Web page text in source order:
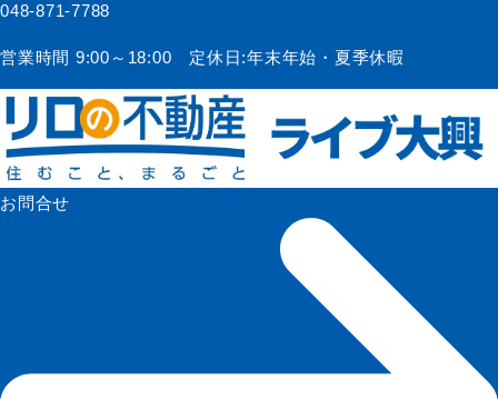
048-871-7788
営業時間 9:00～18:00 定休日:年末年始・夏季休暇
お問合せ